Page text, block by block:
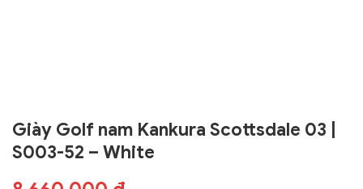
Giày Golf nam Kankura Scottsdale 03 |
S003-52 – White